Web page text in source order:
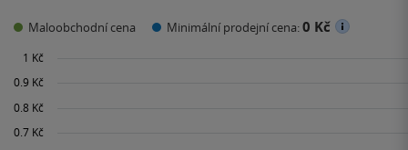
Maloobchodní cena Minimální prodejní cena:0 Kč